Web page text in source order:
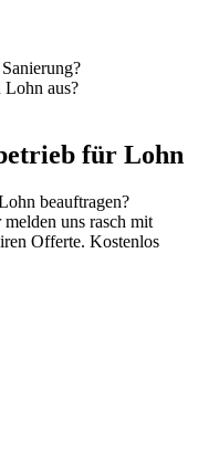
Lohn aus?
für Lohn
beauftragen?
uns rasch mit
Offerte. Kostenlos